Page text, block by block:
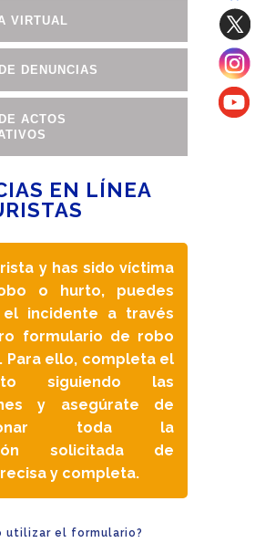
VIRTUAL
DENUNCIAS
ACTOS
EN LÍNEA
y has sido víctima
o hurto, puedes
incidente a través
formulario de robo
Para ello, completa el
siguiendo las
y asegúrate de
toda la
solicitada de
y completa.
utilizar el formulario?